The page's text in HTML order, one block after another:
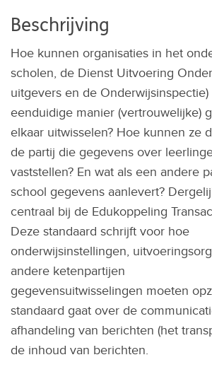
Beschrijving
Hoe kunnen organisaties in het
scholen, de Dienst Uitvoering
uitgevers en de
eenduidige manier (vertrouwelijke)
elkaar uitwisselen? Hoe kunnen ze
de partij die gegevens over
vaststellen? En wat als een andere
school gegevens aanlevert?
centraal bij de Edukoppeling
Deze standaard schrijft voor hoe
onderwijsinstellingen,
andere ketenpartijen
gegevensuitwisselingen moeten
standaard gaat over de
afhandeling van berichten (het
de inhoud van berichten.